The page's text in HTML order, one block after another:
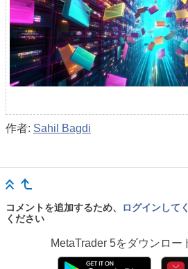
作者: Sahil Bagdi
コメントを追加するため、 ログインして
ください
MetaTrader 5をダウンロー